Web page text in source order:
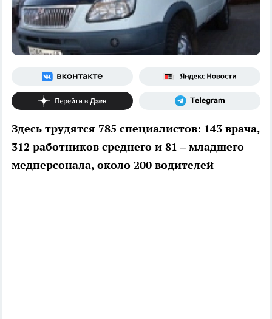
Здесь трудятся 785 специалистов: 143 врача,
312 работников среднего и 81 – младшего
медперсонала, около 200 водителей